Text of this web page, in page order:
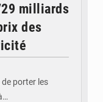
milliards
des
porter les